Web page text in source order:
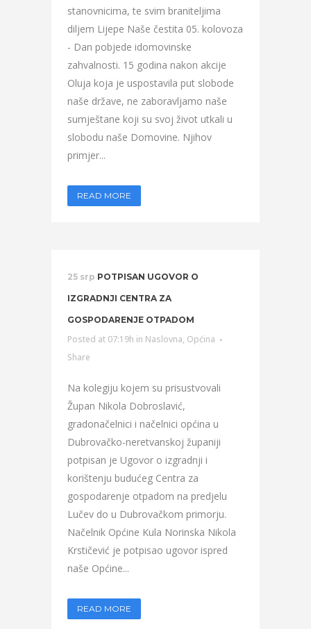
stanovnicima, te svim braniteljima
diljem Lijepe Naše čestita 05. kolovoza
- Dan pobjede idomovinske
zahvalnosti. 15 godina nakon akcije
Oluja koja je uspostavila put slobode
naše države, ne zaboravljamo naše
sumještane koji su svoj život utkali u
slobodu naše Domovine. Njihov
primjer...
READ MORE
25 srp POTPISAN UGOVOR O
IZGRADNJI CENTRA ZA
GOSPODARENJE OTPADOM
Posted at 07:19h in Naslovna, Općina
Share
Na kolegiju kojem su prisustvovali
Župan Nikola Dobroslavić,
gradonačelnici i načelnici općina u
Dubrovačko-neretvanskoj županiji
potpisan je Ugovor o izgradnji i
korištenju budućeg Centra za
gospodarenje otpadom na predjelu
Lučev do u Dubrovačkom primorju.
Načelnik Općine Kula Norinska Nikola
Krstičević je potpisao ugovor ispred
naše Općine...
READ MORE